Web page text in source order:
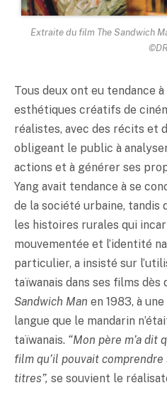
Extraite du film The Sandwich
Tous deux ont eu tendance
esthétiques créatifs de
réalistes, avec des récits et
obligeant le public à
actions et à générer ses
Yang avait tendance à se
de la société urbaine,
les histoires rurales qui
mouvementée et l’identité
particulier, a insisté sur
taïwanais dans ses films dès
Sandwich Man en 1983, à
langue que le mandarin
taïwanais. “Mon père m’a dit
film qu’il pouvait
titres”, se souvient le